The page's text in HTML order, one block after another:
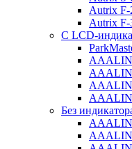
Autrix F-
Autrix F-
С LCD-
Без